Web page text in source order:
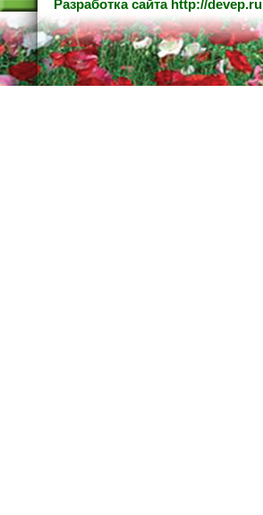
Разработка сайта http://devep.ru